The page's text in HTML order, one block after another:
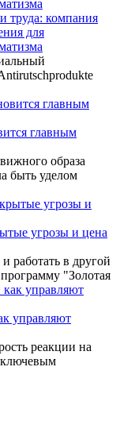
труда: компания
для
главным
образа
быть уделом
угрозы и цена
работать в другой
"Золотая
управляют
реакции на
ключевым